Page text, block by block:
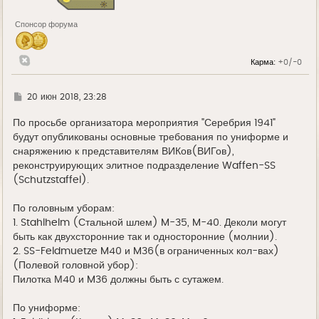
Спонсор форума
Карма: +0/-0
Г20 июн 2018, 23:28
По просьбе организатора мероприятия "Серебрия 1941"
будут опубликованы основные требования по униформе и
снаряжению к представителям ВИКов(ВИГов),
реконструирующих элитное подразделение Waffen-SS
(Schutzstaffel).
По головным уборам:
1. Stahlhelm (Стальной шлем) M-35, M-40. Деколи могут
быть как двухсторонние так и односторонние (молнии).
2. SS-Feldmuetze M40 и M36(в ограниченных кол-вах)
(Полевой головной убор):
Пилотка М40 и M36 должны быть с сутажем.
По униформе: